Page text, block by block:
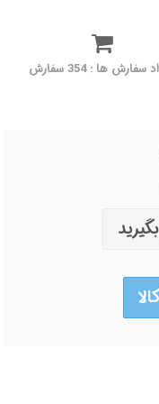
ها : 354 سفارش